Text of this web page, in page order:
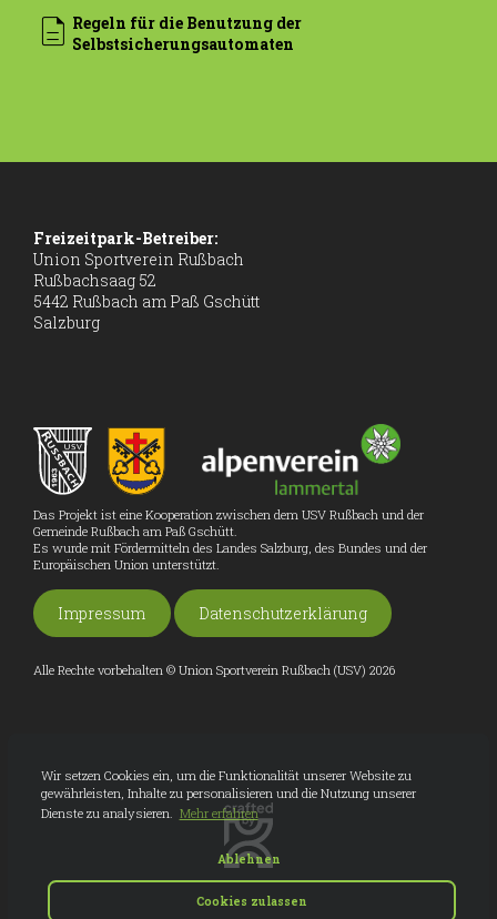
Wir setzen Cookies ein, um die Funktionalität unserer Website zu
gewährleisten, Inhalte zu personalisieren und die Nutzung unserer
Dienste zu analysieren. Mehr erfahren
Ablehnen
Cookies zulassen
description Regeln für die Benutzung der
Selbst­sicherungs­automaten
Freizeitpark-Betreiber:
Union Sportverein Rußbach
Rußbachsaag 52
5442 Rußbach am Paß Gschütt
Salzburg
Das Projekt ist eine Kooperation zwischen dem USV Rußbach und der
Gemeinde Rußbach am Paß Gschütt.
Es wurde mit Fördermitteln des Landes Salzburg, des Bundes und der
Europäischen Union unterstützt.
Impressum Datenschutzerklärung
Alle Rechte vorbehalten © Union Sportverein Rußbach (USV) 2026